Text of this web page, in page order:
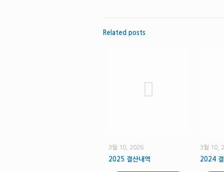
Related posts
3월 10, 2026
2025 결산내역
3월 10,
2024